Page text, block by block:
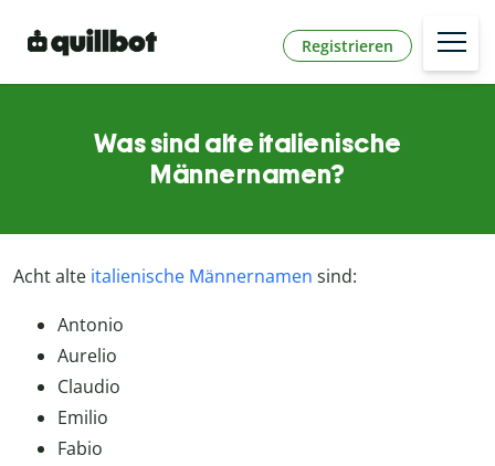
Registrieren
Was sind alte italienische
Männernamen?
Acht alte italienische Männernamen sind:
Antonio
Aurelio
Claudio
Emilio
Fabio